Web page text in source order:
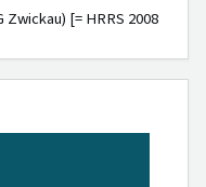
Zwickau) [= HRRS 2008